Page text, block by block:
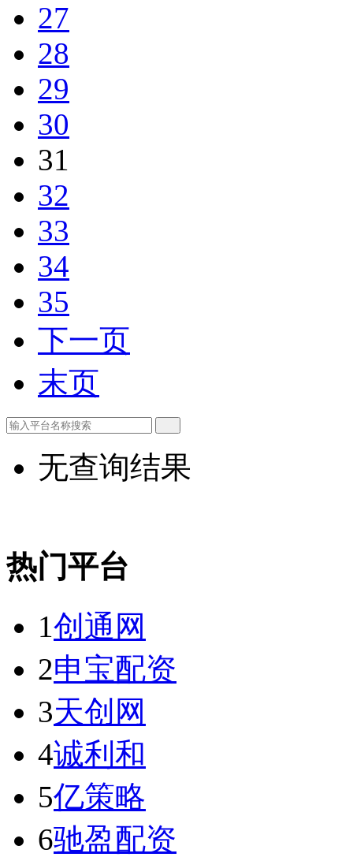
27
28
29
30
31
32
33
34
35
下一页
末页
无查询结果
热门平台
1创通网
2申宝配资
3天创网
4诚利和
5亿策略
6驰盈配资